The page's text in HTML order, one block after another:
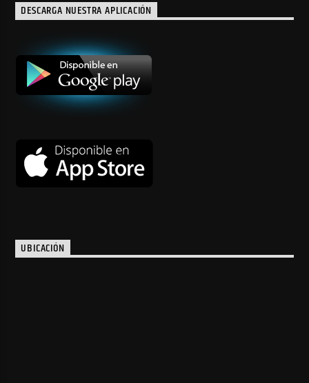
DESCARGA NUESTRA APLICACIÓN
UBICACIÓN